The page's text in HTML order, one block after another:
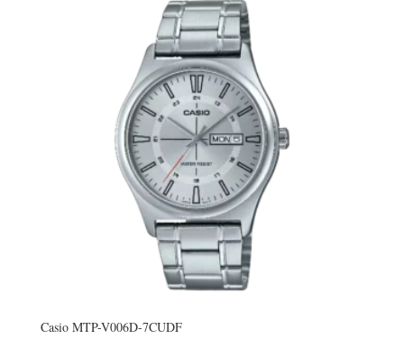
Casio MTP-V006D-7CUDF